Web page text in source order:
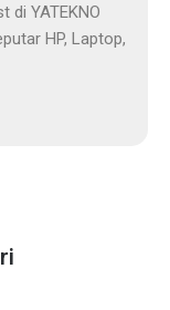
di YATEKNO
HP, Laptop,